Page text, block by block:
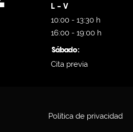
L - V
10:00 - 13:30 h
16:00 - 19:00 h
Sábado:
Cita previa
Política de privacidad